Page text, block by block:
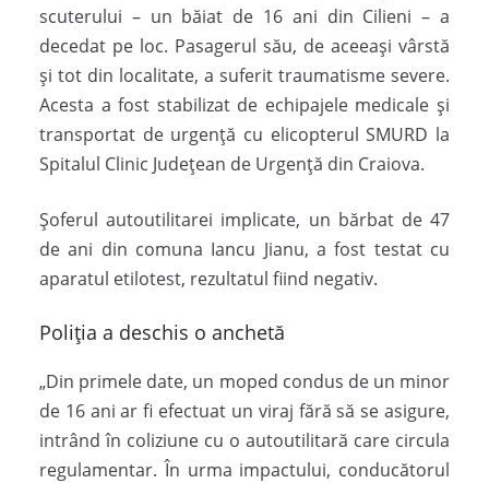
scuterului – un băiat de 16 ani din Cilieni – a
decedat pe loc. Pasagerul său, de aceeași vârstă
și tot din localitate, a suferit traumatisme severe.
Acesta a fost stabilizat de echipajele medicale și
transportat de urgență cu elicopterul SMURD la
Spitalul Clinic Județean de Urgență din Craiova.
Șoferul autoutilitarei implicate, un bărbat de 47
de ani din comuna Iancu Jianu, a fost testat cu
aparatul etilotest, rezultatul fiind negativ.
Poliția a deschis o anchetă
„Din primele date, un moped condus de un minor
de 16 ani ar fi efectuat un viraj fără să se asigure,
intrând în coliziune cu o autoutilitară care circula
regulamentar. În urma impactului, conducătorul